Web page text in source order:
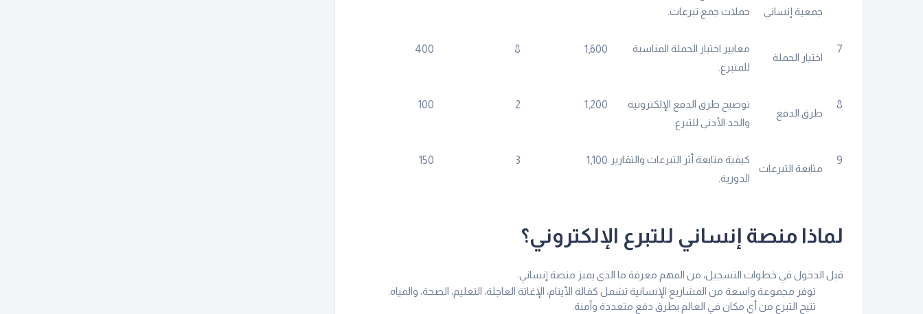
جمعية إنساني
حملات جمع تبرعات.
7
اختيار الحملة
معايير اختيار الحملة المناسبة
للمتبرع.
1,600
8
400
8
طرق الدفع
توضيح طرق الدفع الإلكترونية
والحد الأدنى للتبرع.
1,200
2
100
9
متابعة التبرعات
كيفية متابعة أثر التبرعات والتقارير
الدورية.
1,100
3
150
لماذا منصة إنساني للتبرع الإلكتروني؟
قبل الدخول في خطوات التسجيل، من المهم معرفة ما الذي يميز منصة إنساني:
توفر مجموعة واسعة من المشاريع الإنسانية تشمل كفالة الأيتام، الإغاثة العاجلة، التعليم، الصحة، والمياه.
تتيح التبرع من أي مكان في العالم بطرق دفع متعددة وآمنة.